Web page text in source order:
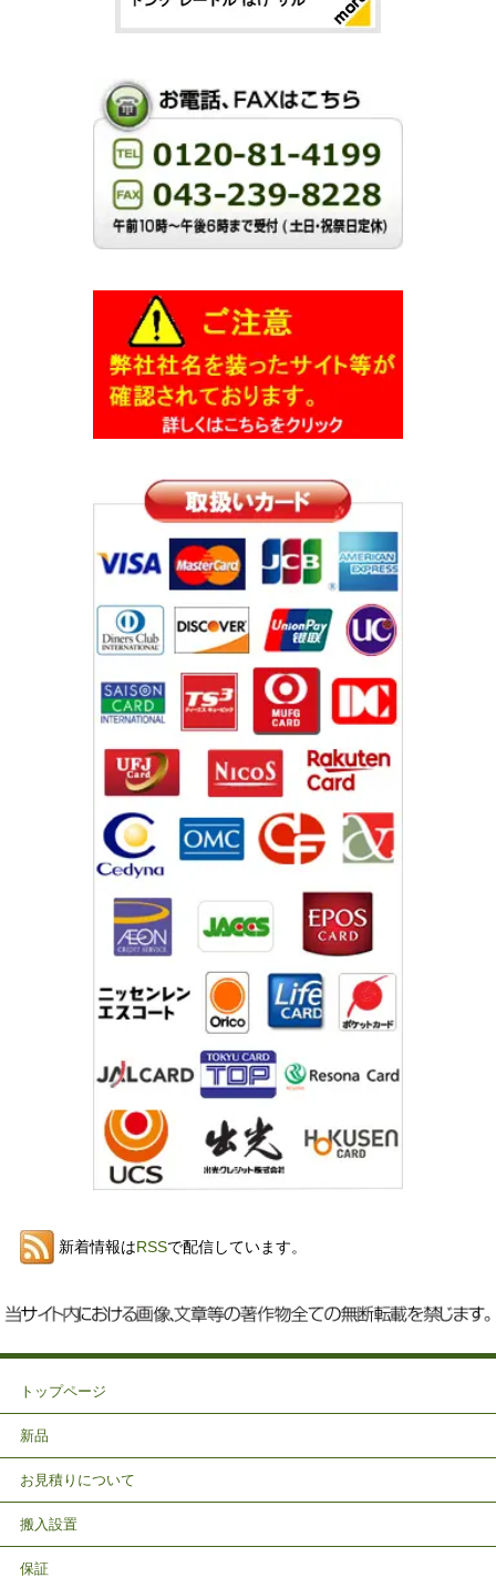
新着情報はRSSで配信しています。
トップページ
新品
お見積りについて
搬入設置
保証